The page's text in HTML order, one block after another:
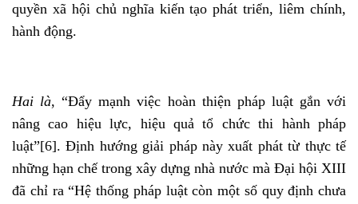
quyền xã hội chủ nghĩa kiến tạo phát triển, liêm chính,
hành động.
Hai là, “Đẩy mạnh việc hoàn thiện pháp luật gắn với
nâng cao hiệu lực, hiệu quả tổ chức thi hành pháp
luật”[6]. Định hướng giải pháp này xuất phát từ thực tế
những hạn chế trong xây dựng nhà nước mà Đại hội XIII
đã chỉ ra “Hệ thống pháp luật còn một số quy định chưa